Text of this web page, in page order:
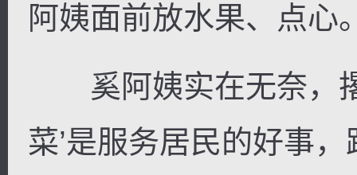
阿姨面前放水果、点心
奚阿姨实在无奈，撂
菜’是服务居民的好事